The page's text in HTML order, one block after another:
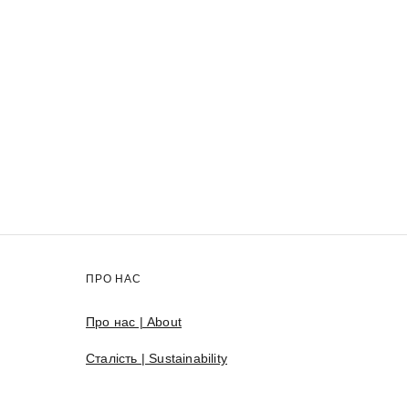
ПРО НАС
Про нас | About
Сталість | Sustainability